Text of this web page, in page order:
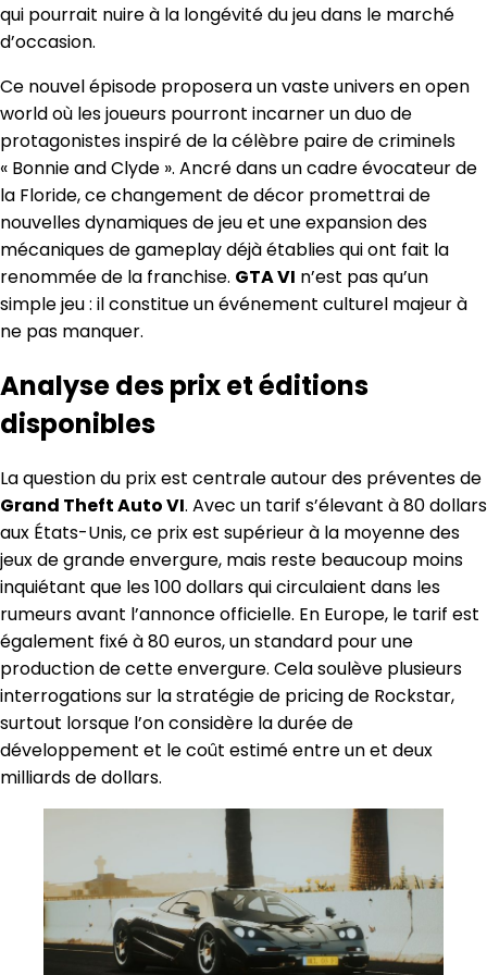
qui pourrait nuire à la longévité du jeu dans le marché
d’occasion.
Ce nouvel épisode proposera un vaste univers en open
world où les joueurs pourront incarner un duo de
protagonistes inspiré de la célèbre paire de criminels
« Bonnie and Clyde ». Ancré dans un cadre évocateur de
la Floride, ce changement de décor promettrai de
nouvelles dynamiques de jeu et une expansion des
mécaniques de gameplay déjà établies qui ont fait la
renommée de la franchise. GTA VI n’est pas qu’un
simple jeu : il constitue un événement culturel majeur à
ne pas manquer.
Analyse des prix et éditions
disponibles
La question du prix est centrale autour des préventes de
Grand Theft Auto VI. Avec un tarif s’élevant à 80 dollars
aux États-Unis, ce prix est supérieur à la moyenne des
jeux de grande envergure, mais reste beaucoup moins
inquiétant que les 100 dollars qui circulaient dans les
rumeurs avant l’annonce officielle. En Europe, le tarif est
également fixé à 80 euros, un standard pour une
production de cette envergure. Cela soulève plusieurs
interrogations sur la stratégie de pricing de Rockstar,
surtout lorsque l’on considère la durée de
développement et le coût estimé entre un et deux
milliards de dollars.